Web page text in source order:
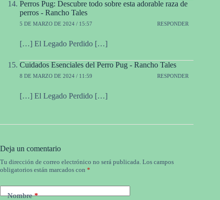
Perros Pug: Descubre todo sobre esta adorable raza de
perros - Rancho Tales
5 DE MARZO DE 2024 / 15:57 RESPONDER
[…] El Legado Perdido […]
Cuidados Esenciales del Perro Pug - Rancho Tales
8 DE MARZO DE 2024 / 11:59 RESPONDER
[…] El Legado Perdido […]
Deja un comentario
Tu dirección de correo electrónico no será publicada. Los campos
obligatorios están marcados con *
Nombre*